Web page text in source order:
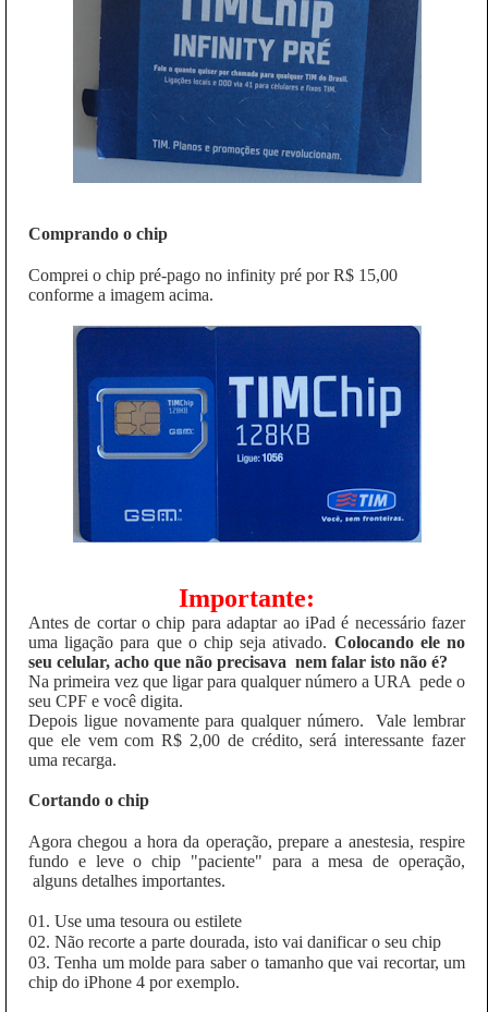
Comprando o chip
Comprei o chip pré-pago no infinity pré por R$ 15,00
conforme a imagem acima.
Importante:
Antes de cortar o chip para adaptar ao iPad é necessário fazer
uma ligação para que o chip seja ativado. Colocando ele no
seu celular, acho que não precisava nem falar isto não é?
Na primeira vez que ligar para qualquer número a URA pede o
seu CPF e você digita.
Depois ligue novamente para qualquer número. Vale lembrar
que ele vem com R$ 2,00 de crédito, será interessante fazer
uma recarga.
Cortando o chip
Agora chegou a hora da operação, prepare a anestesia, respire
fundo e leve o chip "paciente" para a mesa de operação,
alguns detalhes importantes.
01. Use uma tesoura ou estilete
02. Não recorte a parte dourada, isto vai danificar o seu chip
03. Tenha um molde para saber o tamanho que vai recortar, um
chip do iPhone 4 por exemplo.